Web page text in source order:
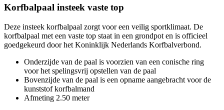
Korfbalpaal insteek vaste top
Deze insteek korfbalpaal zorgt voor een veilig sportklimaat. De
korfbalpaal met een vaste top staat in een grondpot en is officieel
goedgekeurd door het Koninklijk Nederlands Korfbalverbond.
Onderzijde van de paal is voorzien van een conische ring
voor het spelingsvrij opstellen van de paal
Bovenzijde van de paal is een opname aangebracht voor de
kunststof korfbalmand
Afmeting 2.50 meter